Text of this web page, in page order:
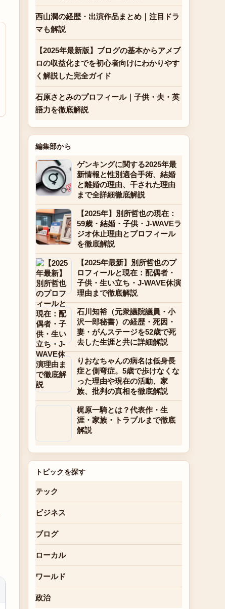
西山潤の経歴・出演作品まとめ｜注目ドラ
マも解説
【2025年最新版】ブログの基本からアメブ
ロの収益化までを初心者向けにわかりやす
く解説した完全ガイド
石原さとみのプロフィール｜子供・夫・英
語力を徹底解説
編集部から
ゲンキングに関する2025年最
新情報と性別適合手術、結婚
と離婚の理由、干された理由
まで全詳細徹底解説
【2025年】別所哲也の現在：
59歳・結婚・子供・J-WAVEラ
ジオ休止理由とプロフィール
を徹底解説
【2025年最新】別所哲也のプ
ロフィールと現在：配偶者・
子供・生い立ち・J-WAVE休演
理由まで徹底解説
石川知裕（元衆議院議員・小
沢一郎秘書）の経歴・死因・
妻・がんステージを52歳で死
去した生涯と共に詳細解説
りおなちゃんの病名は低身長
症と側弯症。5歳で歩けなくな
った理由や現在の活動、家
族、批判の真相を徹底解説
梶原一騎とは？代表作・生
涯・家族・トラブルまで徹底
解説
トピックを探す
テック
ビジネス
ブログ
ローカル
ワールド
政治